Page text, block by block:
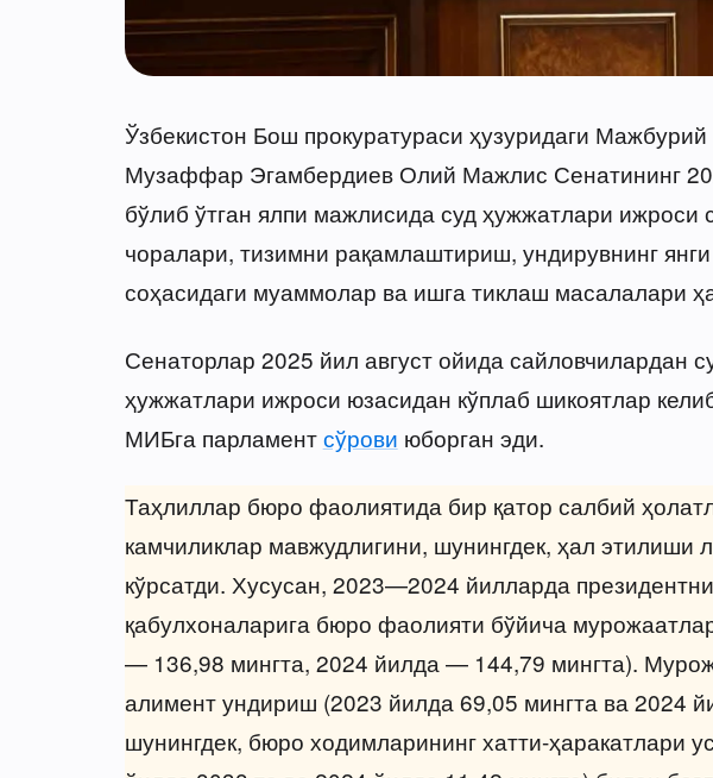
Ўзбекистон Бош прокуратураси ҳузуридаги
Музаффар Эгамбердиев Олий Мажлис Сенатининг
бўлиб ўтган ялпи мажлисида суд ҳужжатлари
чоралари, тизимни рақамлаштириш, ундирувнинг
соҳасидаги муаммолар ва ишга тиклаш масалалари
Сенаторлар 2025 йил август ойида сайловчилардан
ҳужжатлари ижроси юзасидан кўплаб шикоятлар
МИБга парламентсўрови юборган эди.
Таҳлиллар бюро фаолиятида бир қатор салбий
камчиликлар мавжудлигини, шунингдек, ҳал этилиши
кўрсатди. Хусусан, 2023—2024 йилларда
қабулхоналарига бюро фаолияти бўйича
— 136,98 мингта, 2024 йилда — 144,79 мингта).
алимент ундириш (2023 йилда 69,05 мингта ва 2024
шунингдек, бюро ходимларининг хатти-ҳаракатлари